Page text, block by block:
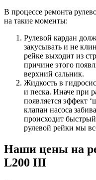
В процессе ремонта
на такие моменты:
Рулевой кардан
закусывать и не
рейке выходит из
причине этого
верхний сальник.
Жидкость в
и песка. Иначе при
появляется эффект
клапан насоса
происходит
рулевой рейки мы
Наши цены на
L200 III